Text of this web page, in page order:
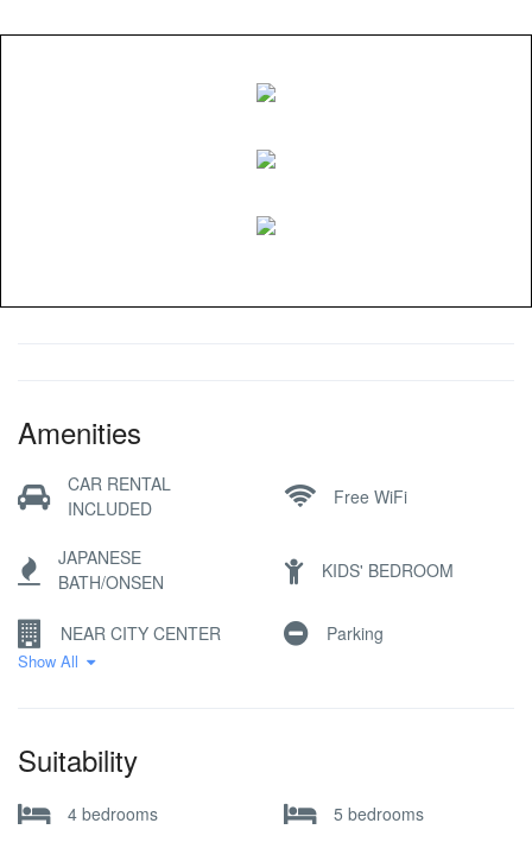
Amenities
CAR RENTAL
INCLUDED
Free WiFi
JAPANESE
BATH/ONSEN
KIDS' BEDROOM
NEAR CITY CENTER Parking
Show All
Suitability
4 bedrooms 5 bedrooms